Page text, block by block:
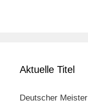
Aktuelle Titel
Deutscher